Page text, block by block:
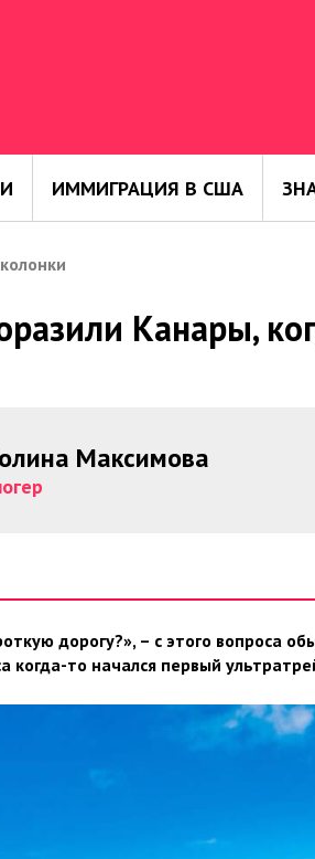
ИММИГРАЦИЯ В США
Канары,
Максимова
дорогу?», – с этого вопроса
когда-то начался первый